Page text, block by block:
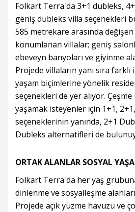
Folkart Terra'da 3+1 dubleks,
geniş dubleks villa seçenekleri
585 metrekare arasında
konumlanan villalar; geniş
ebeveyn banyoları ve giyinme
Projede villaların yanı sıra
yaşam biçimlerine yönelik
seçenekleri de yer alıyor.
yaşamak isteyenler için 1+1,
seçeneklerinin yanında, 2+1
Dubleks alternatifleri de
ORTAK ALANLAR SOSYAL
Folkart Terra'da her yaş
dinlenme ve sosyalleşme alanları
Projede açık yüzme havuzu ve